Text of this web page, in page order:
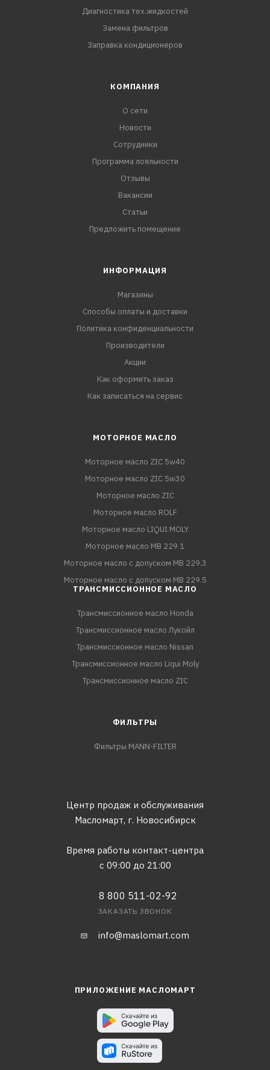
Диагностика тех.жидкостей
Замена фильтров
Заправка кондиционеров
КОМПАНИЯ
О сети
Новости
Сотрудники
Программа лояльности
Отзывы
Вакансии
Статьи
Предложить помещение
ИНФОРМАЦИЯ
Магазины
Способы оплаты и доставки
Политика конфиденциальности
Производители
Акции
Как оформить заказ
Как записаться на сервис
МОТОРНОЕ МАСЛО
Моторное масло ZIC 5w40
Моторное масло ZIC 5w30
Моторное масло ZIC
Моторное масло ROLF
Моторное масло LIQUI MOLY
Моторное масло MB 229.1
Моторное масло с допуском MB 229.3
Моторное масло с допуском MB 229.5
ТРАНСМИССИОННОЕ МАСЛО
Трансмиссионное масло Honda
Трансмиссионное масло Лукойл
Трансмиссионное масло Nissan
Трансмиссионное масло Liqui Moly
Трансмиссионное масло ZIC
ФИЛЬТРЫ
Фильтры MANN-FILTER
Центр продаж и обслуживания
Масломарт, г. Новосибирск
Время работы контакт-центра
с 09:00 до 21:00
8 800 511-02-92
ЗАКАЗАТЬ ЗВОНОК
info@maslomart.com
ПРИЛОЖЕНИЕ МАСЛОМАРТ